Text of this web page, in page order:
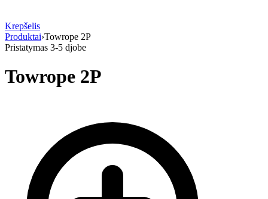
Krepšelis
Produktai›Towrope 2P
Pristatymas 3-5 djobe
Towrope 2P